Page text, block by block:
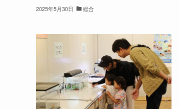
2025年5月30日 総合